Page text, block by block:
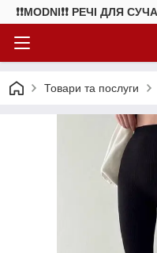
❗❗MODNI❗❗ РЕЧІ ДЛЯ
Товари та послуги